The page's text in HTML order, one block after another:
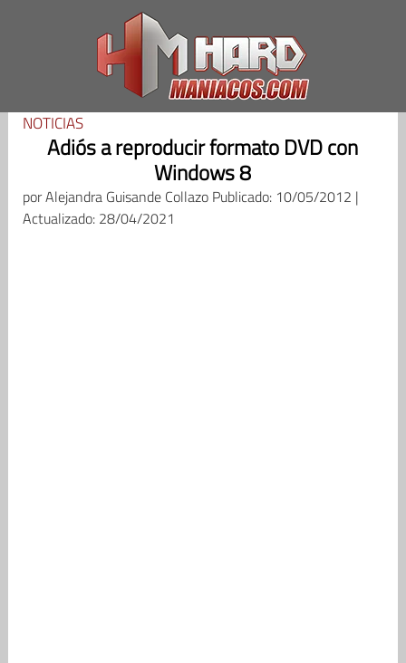
NOTICIAS
Adiós a reproducir formato DVD con
Windows 8
porAlejandra Guisande Collazo Publicado: 10/05/2012 |
Actualizado: 28/04/2021